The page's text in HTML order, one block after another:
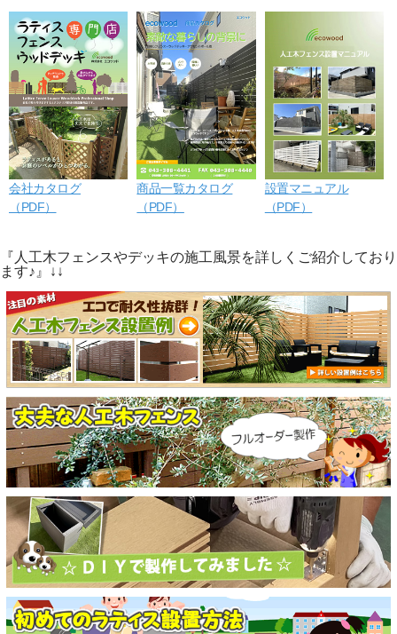
会社カタログ
（PDF）
商品一覧カタログ
（PDF）
設置マニュアル
（PDF）
『人工木フェンスやデッキの施工風景を詳しくご紹介しており
ます♪』↓↓